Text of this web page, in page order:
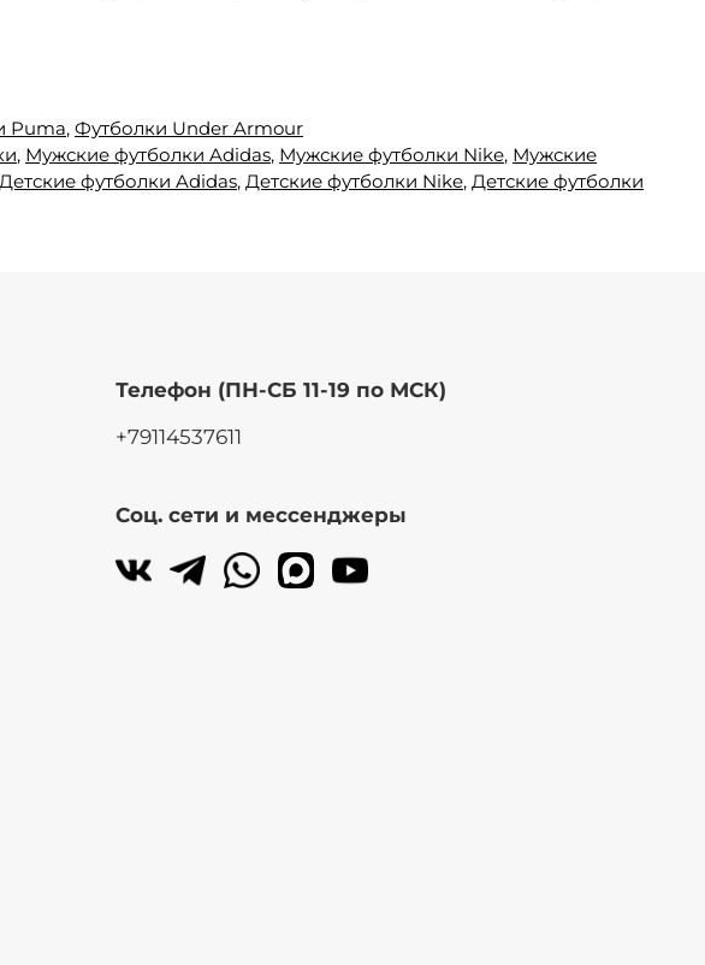
Puma, Футболки Under Armour
, Мужские футболки Adidas, Мужские футболки Nike, Мужские
Детские футболки Adidas, Детские футболки Nike, Детские футболки
Телефон (ПН-СБ 11-19 по МСК)
+79114537611
Соц. сети и мессенджеры